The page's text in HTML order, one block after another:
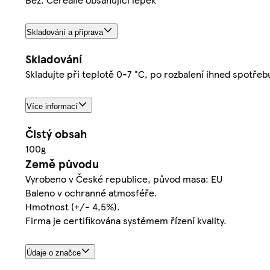
Skladování a příprava
Skladování
Skladujte při teplotě 0-7 °C, po rozbalení ihned
Více informací
Čistý obsah
100g
Země původu
Vyrobeno v České republice, původ masa: EU
Baleno v ochranné atmosféře.
Hmotnost (+/- 4,5%).
Firma je certifikována systémem řízení kvality.
Údaje o značce